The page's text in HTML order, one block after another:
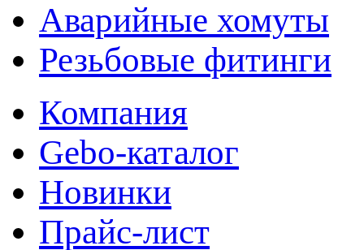
Аварийные хомуты
Резьбовые фитинги
Компания
Gebo-каталог
Новинки
Прайс-лист